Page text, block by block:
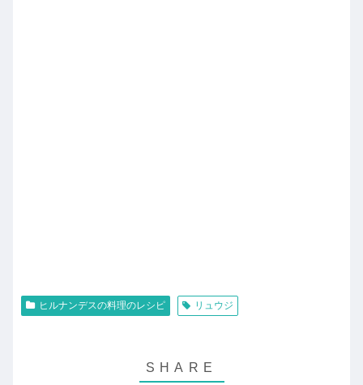
ヒルナンデスの料理のレシピ リュウジ